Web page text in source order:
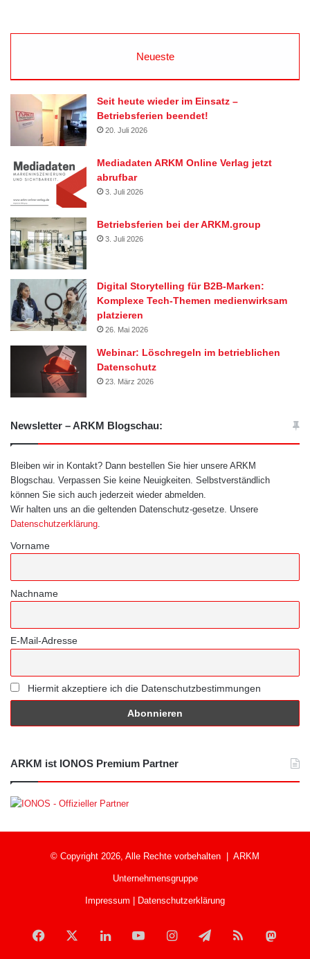
Neueste
Seit heute wieder im Einsatz –
Betriebsferien beendet!
20. Juli 2026
Mediadaten ARKM Online Verlag jetzt
abrufbar
3. Juli 2026
Betriebsferien bei der ARKM.group
3. Juli 2026
Digital Storytelling für B2B-Marken:
Komplexe Tech-Themen medienwirksam
platzieren
26. Mai 2026
Webinar: Löschregeln im betrieblichen
Datenschutz
23. März 2026
Newsletter – ARKM Blogschau:
Bleiben wir in Kontakt? Dann bestellen Sie hier unsere ARKM
Blogschau. Verpassen Sie keine Neuigkeiten. Selbstverständlich
können Sie sich auch jederzeit wieder abmelden.
Wir halten uns an die geltenden Datenschutz-gesetze. Unsere
Datenschutzerklärung
Vorname
Nachname
E-Mail-Adresse
Hiermit akzeptiere ich die Datenschutzbestimmungen
ARKM ist IONOS Premium Partner
© Copyright 2026, Alle Rechte vorbehalten | ARKM
Unternehmensgruppe
Impressum Datenschutzerklärung
Facebook LinkedInYouTubeInstagramTelegramRSS